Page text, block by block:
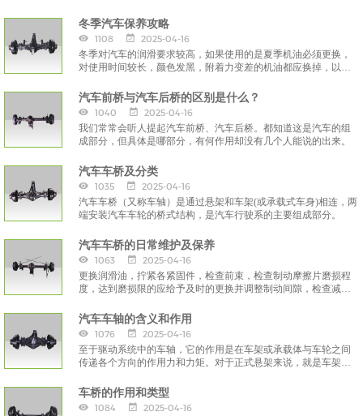
冬季汽车保养攻略
1108
2025-04-16
冬季对汽车的润滑要求较高，如果使用的是夏季机油必须更换，
对使用时间较长，颜色发黑，附着力变差的机油都应换掉，以保
汽车前桥与汽车后桥的区别是什么？
1040
2025-04-16
我们常常会听人提起汽车前桥、汽车后桥。都知道这是汽车的组
成部分，但具体是哪部分，有何作用却没有几个人能说的出来。
汽车车桥及分类
1035
2025-04-16
汽车车桥（又称车轴）是通过悬架和车架(或承载式车身)相连，两
端安装汽车车轮的桥式结构，是汽车行驶系的主要组成部分。
汽车车桥的日常维护及保养
1063
2025-04-16
更换润滑油，拧紧各紧固件，检查前束，检查制动摩擦片磨损程
度，达到磨损限的应给予及时的更换并调整制动间隙，检查减速
汽车车轴的含义和作用
1076
2025-04-16
至于驱动系统中的车轴，它的作用是在车架或承载体与车轮之间
传递各个方向的作用力和力矩。对于正式悬架来说，就是车架或
意思呢？
车桥的作用和类型
1084
2025-04-16